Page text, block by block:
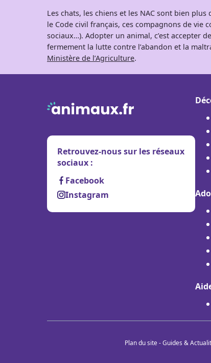
Les chats, les chiens et les NAC sont bien
le Code civil français, ces compagnons de vie
sociaux…). Adopter un animal, c’est accepter
fermement la lutte contre l’abandon et la
Ministère de l’Agriculture.
Retrouvez-nous sur les réseaux
sociaux :
Facebook
Instagram
Plan du site-Guides &